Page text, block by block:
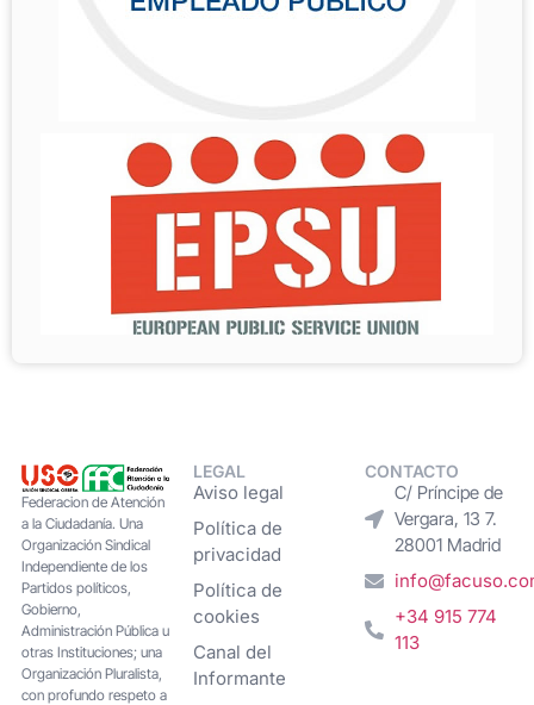
Federacion de Atención
a la Ciudadanía. Una
Organización Sindical
Independiente de los
Partidos políticos,
Gobierno,
Administración Pública u
otras Instituciones; una
Organización Pluralista,
con profundo respeto a
LEGAL
Aviso legal
Política de
privacidad
Política de
cookies
Canal del
Informante
CONTACTO
C/ Príncipe de
Vergara, 13 7.
28001 Madrid
+34 915 774
113